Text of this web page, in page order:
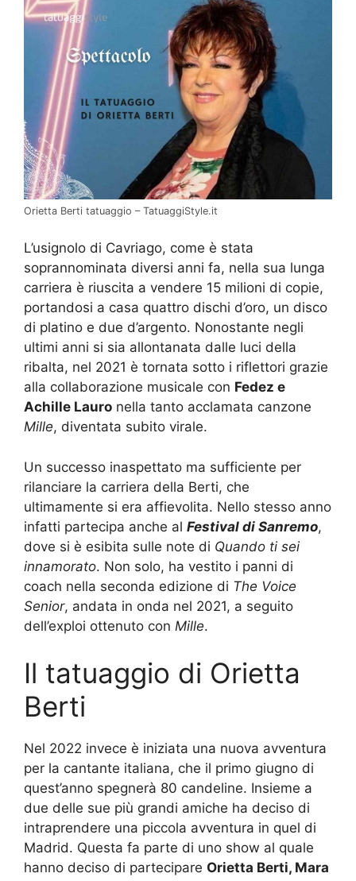
Orietta Berti tatuaggio – TatuaggiStyle.it
L’usignolo di Cavriago, come è stata
soprannominata diversi anni fa, nella sua lunga
carriera è riuscita a vendere 15 milioni di copie,
portandosi a casa quattro dischi d’oro, un disco
di platino e due d’argento. Nonostante negli
ultimi anni si sia allontanata dalle luci della
ribalta, nel 2021 è tornata sotto i riflettori grazie
alla collaborazione musicale con Fedez e
Achille Lauro nella tanto acclamata canzone
Mille, diventata subito virale.
Un successo inaspettato ma sufficiente per
rilanciare la carriera della Berti, che
ultimamente si era affievolita. Nello stesso anno
infatti partecipa anche al Festival di Sanremo,
dove si è esibita sulle note di Quando ti sei
innamorato. Non solo, ha vestito i panni di
coach nella seconda edizione di The Voice
Senior, andata in onda nel 2021, a seguito
dell’exploi ottenuto con Mille.
Il tatuaggio di Orietta
Berti
Nel 2022 invece è iniziata una nuova avventura
per la cantante italiana, che il primo giugno di
quest’anno spegnerà 80 candeline. Insieme a
due delle sue più grandi amiche ha deciso di
intraprendere una piccola avventura in quel di
Madrid. Questa fa parte di uno show al quale
hanno deciso di partecipare Orietta Berti, Mara